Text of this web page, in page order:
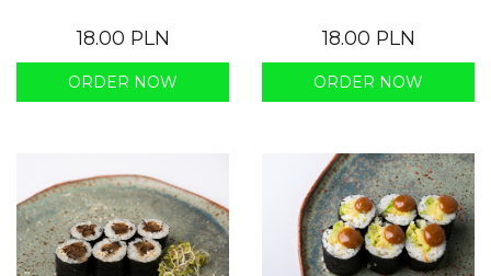
18.00 PLN
ORDER NOW
18.00 PLN
ORDER NOW